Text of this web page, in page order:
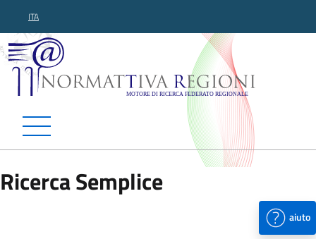
ITA
Normattiva Regioni -
Ricerca Semplice
aiuto